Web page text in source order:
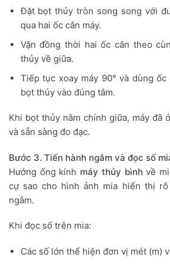
Đặt bọt thủy tròn song song với
qua hai ốc cân máy.
Vặn đồng thời hai ốc cân theo
thủy về giữa.
Tiếp tục xoay máy 90° và dùng
bọt thủy vào đúng tâm.
Khi bọt thủy nằm chính giữa, máy đã
và sẵn sàng đo đạc.
Bước 3. Tiến hành ngắm và đọc số
Hướng ống kính máy thủy bình về
cự sao cho hình ảnh mia hiển thị
ngắm.
Khi đọc số trên mia:
Các số lớn thể hiện đơn vị mét (m)